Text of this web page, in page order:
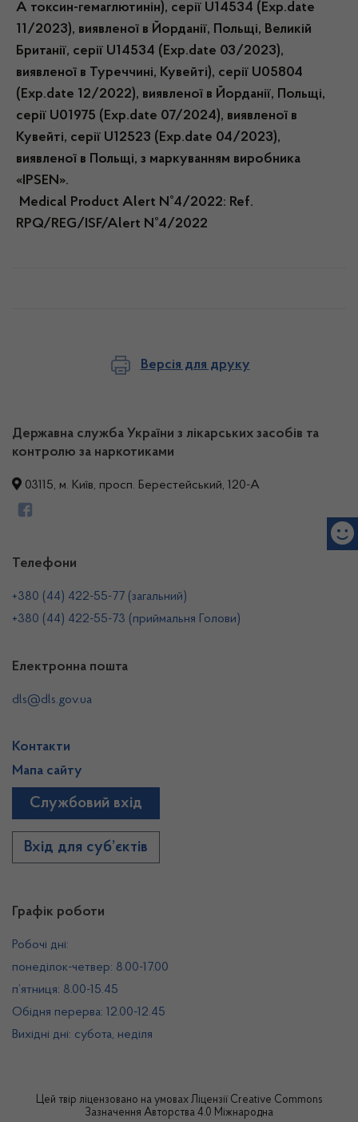
A токсин-гемаглютинін), серії U14534 (Exp.date
11/2023), виявленої в Йорданії, Польщі, Великій
Британії, серії U14534 (Exp.date 03/2023),
виявленої в Туреччині, Кувейті), серії U05804
(Exp.date 12/2022), виявленої в Йорданії, Польщі,
серії U01975 (Exp.date 07/2024), виявленої в
Кувейті, серії U12523 (Exp.date 04/2023),
виявленої в Польщі, з маркуванням виробника
«IPSEN».
Medical Product Alert N°4/2022: Ref.
RPQ/REG/ISF/Alert N°4/2022
Версія для друку
Державна служба України з лікарських засобів та
контролю за наркотиками
03115, м. Київ, просп. Берестейський, 120-А
Графік роботи
Робочі дні:
понеділок-четвер: 8.00-17.00
п’ятниця: 8.00-15.45
Обідня перерва: 12.00-12.45
Вихідні дні: субота, неділя
Телефони
+380 (44) 422-55-77 (загальний)
+380 (44) 422-55-73 (приймальня Голови)
Електронна пошта
dls@dls.gov.ua
Контакти
Мапа сайту
Службовий вхід
Вхід для суб’єктів
Цей твір ліцензовано на умовах Ліцензії Creative Commons
Зазначення Авторства 4.0 Міжнародна